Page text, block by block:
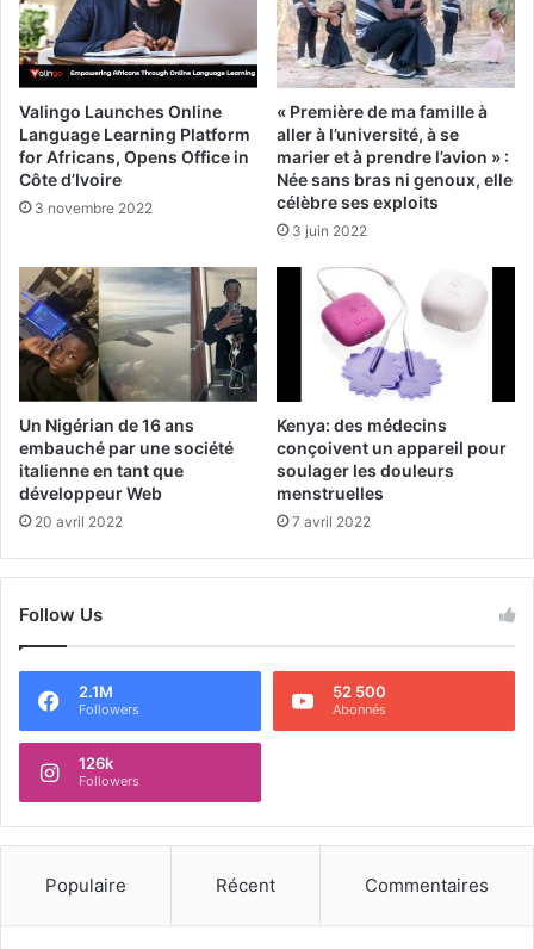
Valingo Launches Online
Language Learning Platform
for Africans, Opens Office in
Côte d’Ivoire
3 novembre 2022
« Première de ma famille à
aller à l’université, à se
marier et à prendre l’avion » :
Née sans bras ni genoux, elle
célèbre ses exploits
3 juin 2022
Un Nigérian de 16 ans
embauché par une société
italienne en tant que
développeur Web
20 avril 2022
Kenya: des médecins
conçoivent un appareil pour
soulager les douleurs
menstruelles
7 avril 2022
Follow Us
2.1M
Followers
52 500
Abonnés
126k
Followers
Populaire Récent Commentaires